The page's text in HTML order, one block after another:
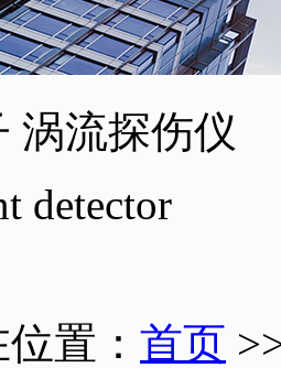
涡流探伤仪
detector
置： 首页